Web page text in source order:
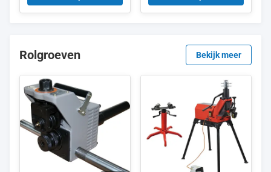
Rolgroeven Bekijk meer